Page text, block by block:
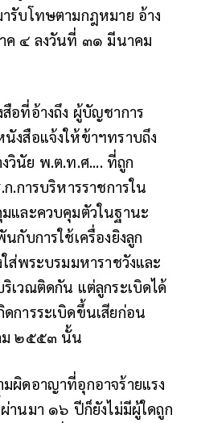
รับโทษตามกฎหมาย อ้าง
ค ๔ ลงวันที่ ๓๑ มีนาคม
อที่อ้างถึง ผู้บัญชาการ
งสือแจ้งให้ข้าฯทราบถึง
วินัย พ.ต.ท.ศ.... ที่ถูก
.การบริหารราชการใน
และควบคุมตัวในฐานะ
กับการใช้เครื่องยิงลูก
ส่พระบรมมหาราชวังและ
เวณติดกัน แต่ลูกระเบิดได้
การระเบิดขึ้นเสียก่อน
ม ๒๕๕๓ นั้น
มผิดอาญาที่อุกอาจร้ายแรง
านมา ๑๖ ปีก็ยังไม่มีผู้ใดถูก